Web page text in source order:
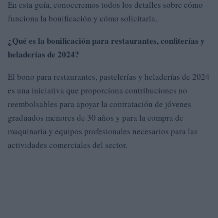
En esta guía, conoceremos todos los detalles sobre cómo
funciona la bonificación y cómo solicitarla.
¿Qué es la bonificación para restaurantes, confiterías y
heladerías de 2024?
El bono para restaurantes, pastelerías y heladerías de 2024
es una iniciativa que proporciona contribuciones no
reembolsables para apoyar la contratación de jóvenes
graduados menores de 30 años y para la compra de
maquinaria y equipos profesionales necesarios para las
actividades comerciales del sector.